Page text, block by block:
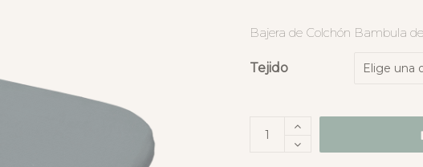
Bajera de Colchón Bambula
Tejido